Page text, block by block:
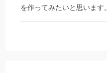
を作ってみたいと思います。